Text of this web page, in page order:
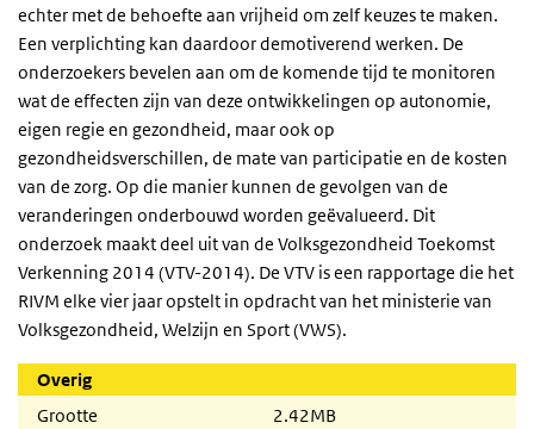
echter met de behoefte aan vrijheid om zelf keuzes te maken.
Een verplichting kan daardoor demotiverend werken. De
onderzoekers bevelen aan om de komende tijd te monitoren
wat de effecten zijn van deze ontwikkelingen op autonomie,
eigen regie en gezondheid, maar ook op
gezondheidsverschillen, de mate van participatie en de kosten
van de zorg. Op die manier kunnen de gevolgen van de
veranderingen onderbouwd worden geëvalueerd. Dit
onderzoek maakt deel uit van de Volksgezondheid Toekomst
Verkenning 2014 (VTV-2014). De VTV is een rapportage die het
RIVM elke vier jaar opstelt in opdracht van het ministerie van
Volksgezondheid, Welzijn en Sport (VWS).
Overig
Grootte
2.42MB